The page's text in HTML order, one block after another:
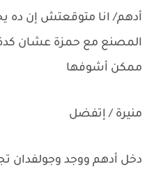
أدهم/ انا متوقعتش إن
المصنع مع حمزة عشان كدة
ممكن أشوفها
منيرة / إتفضل
دخل أدهم ووجد وجولفدان